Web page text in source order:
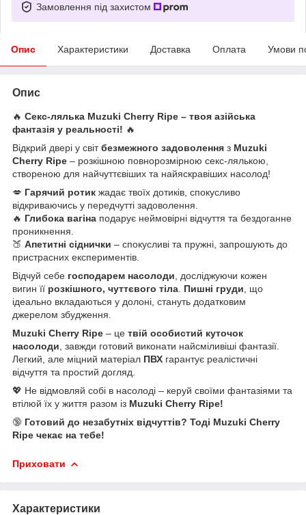
Замовлення під захистом
Опис Характеристики Доставка Оплата Умови
Опис
🔥 Секс-лялька Muzuki Cherry Ripe – твоя азійська
фантазія у реальності! 🔥
Відкрий двері у світбезмежного задоволення з Muzuki
Cherry Ripe – розкішною повнорозмірною секс-лялькою,
створеною для найчуттєвіших та найяскравіших насолод!
💋 Гарячий ротик жадає твоїх дотиків, спокусливо
відкриваючись у передчутті задоволення.
🔥 Глибока вагіна подарує неймовірні відчуття та бездоганне
проникнення.
🍑 Апетитні сіднички – спокусливі та пружні, запрошують до
пристрасних експериментів.
Відчуй себе господарем насолоди , досліджуючи кожен
вигин її розкішного, чуттєвого тіла Пишні груди , що
ідеально вкладаються у долоні, стануть додатковим
джерелом збудження.
Muzuki Cherry Ripe – це твій особистий куточок
насолоди , завжди готовий виконати найсміливіші фантазії.
Легкий, але міцний матеріал ПВХ гарантує реалістичні
відчуття та простий догляд.
💖 Не відмовляй собі в насолоді – керуй своїми фантазіями та
втілюй їх у життя разом із Muzuki Cherry Ripe!
🔞 Готовий до незабутніх відчуттів? Тоді Muzuki Cherry
Ripe чекає на тебе!
Приховати
Характеристики